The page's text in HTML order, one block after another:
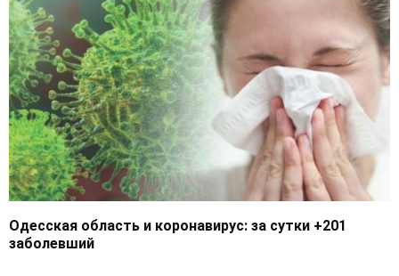
Одесская область и коронавирус: за сутки +201
заболевший